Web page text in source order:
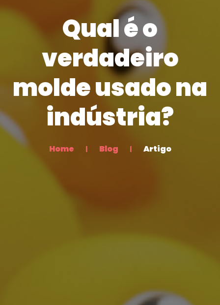
Qual é o
verdadeiro
molde usado na
indústria?
Home Blog Artigo